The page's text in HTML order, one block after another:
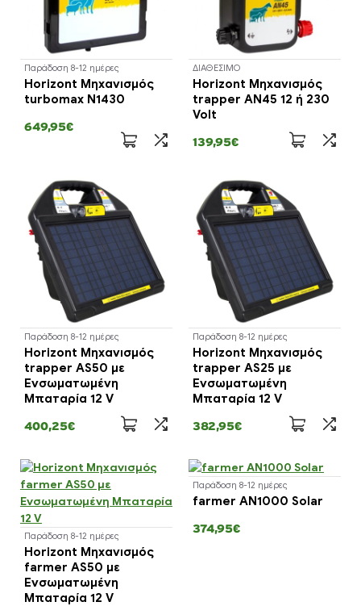
Παράδοση 8-12 ημέρες
Horizont Μηχανισμός
turbomax N1430
649,95€
ΔΙΑΘΕΣΙΜΟ
Horizont Μηχανισμός
trapper AN45 12 ή 230
Volt
139,95€
Παράδοση 8-12 ημέρες
Horizont Μηχανισμός
trapper AS50 με
Ενσωματωμένη
Μπαταρία 12 V
400,25€
Παράδοση 8-12 ημέρες
Horizont Μηχανισμός
trapper AS25 με
Ενσωματωμένη
Μπαταρία 12 V
382,95€
Παράδοση 8-12 ημέρες
Horizont Μηχανισμός
farmer AS50 με
Ενσωματωμένη
Μπαταρία 12 V
Παράδοση 8-12 ημέρες
farmer AN1000 Solar
374,95€